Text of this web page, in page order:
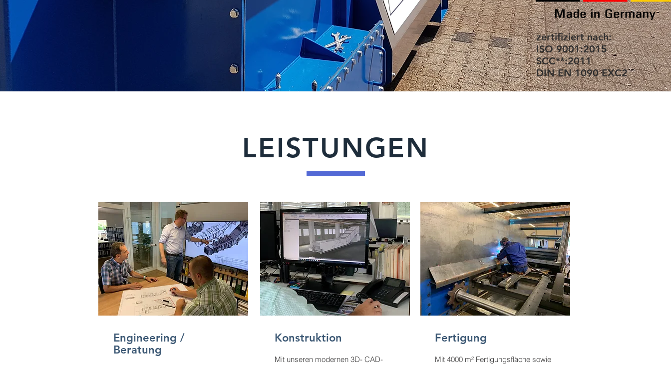
zertifiziert nach:
ISO 9001:2015
SCC**:2011
DIN EN 1090 EXC2
LEISTUNGEN
Engineering /
Beratung
Konstruktion
Mit unseren modernen 3D- CAD-
Fertigung
Mit 4000 m² Fertigungsfläche sowie